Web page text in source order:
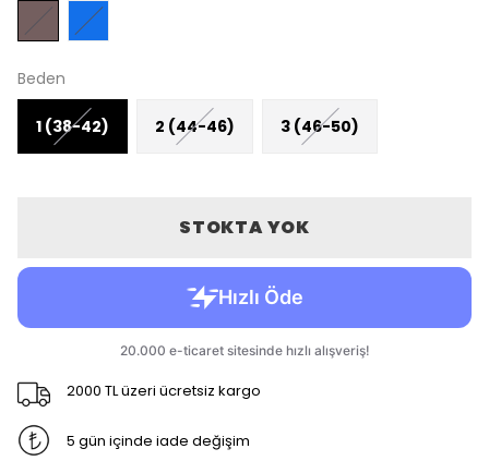
Beden
1 (38-42) 2 (44-46) 3 (46-50)
STOKTA YOK
2000 TL üzeri ücretsiz kargo
5 gün içinde iade değişim